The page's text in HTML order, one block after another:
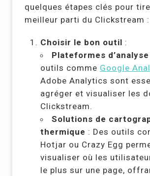
quelques étapes clés pour
meilleur parti du Clickstream :
Choisir le bon outil :
Plateformes d’analyse
outils comme Google
Adobe Analytics sont
agréger et visualiser les
Clickstream.
Solutions de
thermique : Des outils
Hotjar ou Crazy Egg
visualiser où les
le plus sur une page,